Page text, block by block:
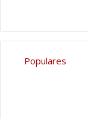
Populares